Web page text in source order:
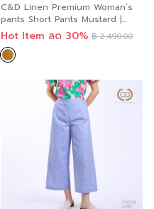
C&D Linen Premium Woman’s
pants Short Pants Mustard |
กางเกงผู้หญิง ลินิน พรีเมียม ขาสั้น
สีเหลือง C9ZKDY
Hot Item ลด 30% ฿2,490.00